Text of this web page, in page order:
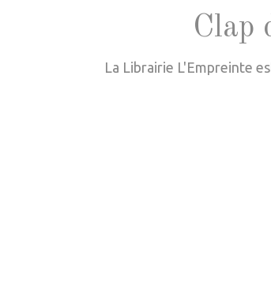
Clap
La Librairie L'Empreinte